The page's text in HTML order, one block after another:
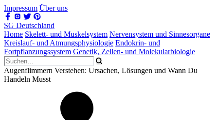
Impressum Über uns
SG Deutschland
Home Skelett- und Muskelsystem Nervensystem und Sinnesorgane
Kreislauf- und Atmungsphysiologie Endokrin- und
Fortpflanzungssystem Genetik, Zellen- und Molekularbiologie
Augenflimmern Verstehen: Ursachen, Lösungen und Wann Du
Handeln Musst